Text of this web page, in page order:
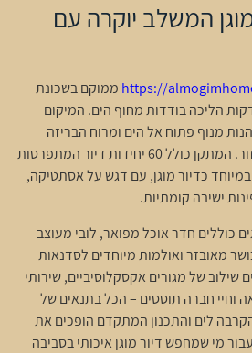
המשלב יוקרה עם
https:// ממוקם בשכונת
הליכה בודדות מחוף הים. המיקום
מנוף פתוח אל הים ומרוח הבריזה
הנעימה המאפיינת את האזור. המתקן כולל 60 יחידות דיור המתפרסות
במיוחד כדיור מוגן, עם דגש על אסתטיקה,
ישיבה קומתיות.
כוללים חדר אוכל מפואר, לובי מעוצב
מאובזר ואולמות מיוחדים לסדנאות
שילוב של מגורים אקסקלוסיביים, שירותי
וחיי חברה תוססים – הכל בתנאים של
לים והתכנון המתקדם הופכים את
מי שמחפש דיור מוגן איכותי בסביבה